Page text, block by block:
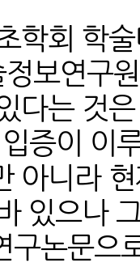
학회 학술
보연구
다는 것
증이 이
아니라
있으나
구논문으